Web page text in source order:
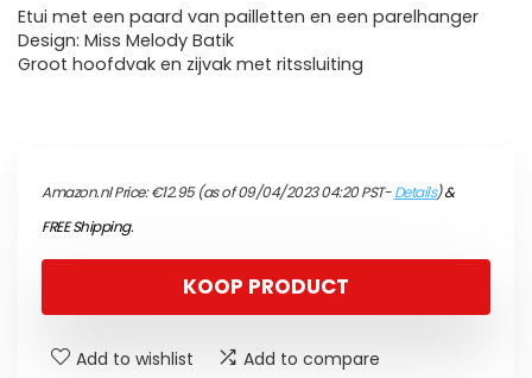
Etui met een paard van pailletten en een parelhanger
Design: Miss Melody Batik
Groot hoofdvak en zijvak met ritssluiting
Amazon.nl Price:€12.95(as of 09/04/2023 04:20 PST-Details)&
FREE Shipping.
KOOP PRODUCT
Add to wishlist Add to compare